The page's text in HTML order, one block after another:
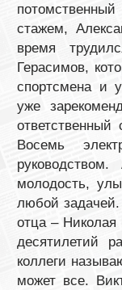
стажем,
время
Герасимов,
спортсмена и
уже
Восемь
молодость,
любой
отца – Николая
десятилетий
коллеги
может все.